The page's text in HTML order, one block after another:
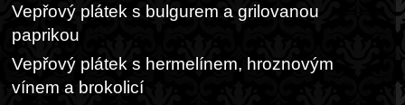
Vepřový plátek s bulgurem a grilovanou
paprikou
Vepřový plátek s hermelínem, hroznovým
vínem a brokolicí